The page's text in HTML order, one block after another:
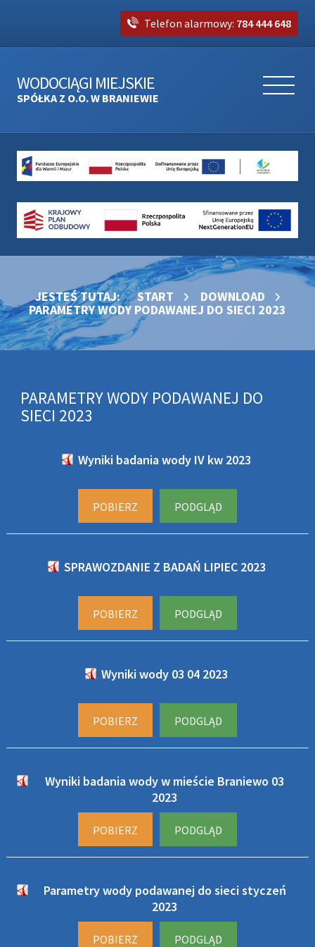
Telefon alarmowy: 784 444 648
WODOCIĄGI MIEJSKIE
SPÓŁKA Z O.O. W BRANIEWIE
JESTEŚ TUTAJ: START
DOWNLOAD
PARAMETRY WODY PODAWANEJ DO SIECI 2023
PARAMETRY WODY PODAWANEJ DO
SIECI 2023
Wyniki badania wody IV kw 2023
POBIERZ PODGLĄD
SPRAWOZDANIE Z BADAŃ LIPIEC 2023
POBIERZ PODGLĄD
Wyniki wody 03 04 2023
POBIERZ PODGLĄD
Wyniki badania wody w mieście Braniewo 03
2023
POBIERZ PODGLĄD
Parametry wody podawanej do sieci styczeń
2023
POBIERZ PODGLĄD